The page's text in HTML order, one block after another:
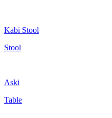
Kabi Stool
Stool
Aski
Table